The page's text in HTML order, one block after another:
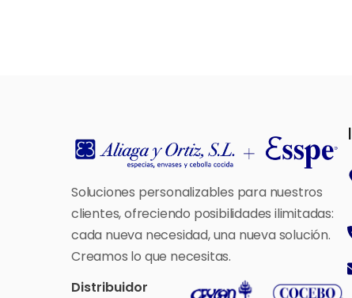
Soluciones personalizables para nuestros
clientes, ofreciendo posibilidades ilimitadas:
cada nueva necesidad, una nueva solución.
Creamos lo que necesitas.
Distribuidor